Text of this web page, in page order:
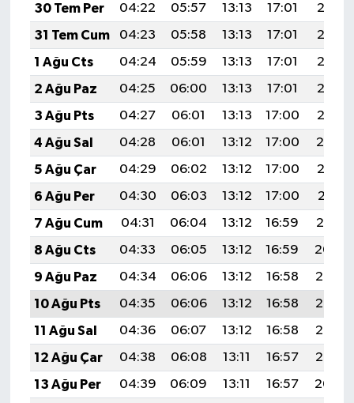
30 Tem Per
04:22 05:57 13:13 17:01
20:18
31 Tem Cum
04:23 05:58 13:13 17:01
20:17
1 Ağu Cts
04:24 05:59 13:13 17:01
20:16
2 Ağu Paz
04:25 06:00 13:13 17:01
20:16
3 Ağu Pts
04:27 06:01 13:13 17:00
20:15
4 Ağu Sal
04:28 06:01 13:12 17:00
20:14
5 Ağu Çar
04:29 06:02 13:12 17:00
20:13
6 Ağu Per
04:30 06:03 13:12 17:00
20:11
7 Ağu Cum
04:31 06:04 13:12 16:59
20:10
8 Ağu Cts
04:33 06:05 13:12 16:59
20:09
9 Ağu Paz
04:34 06:06 13:12 16:58
20:08
10 Ağu Pts
04:35 06:06 13:12 16:58
20:07
11 Ağu Sal
04:36 06:07 13:12 16:58
20:06
12 Ağu Çar
04:38 06:08 13:11 16:57
20:05
13 Ağu Per
04:39 06:09 13:11 16:57
20:04